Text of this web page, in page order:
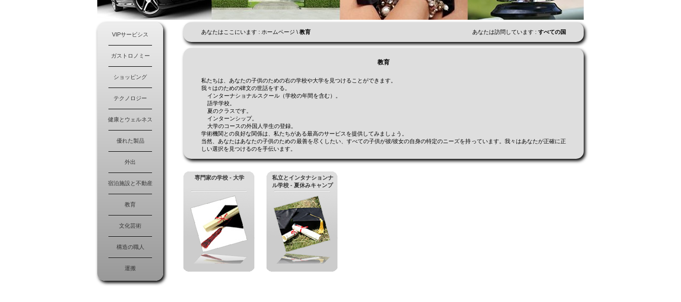
VIPサービシス
ガストロノミー
ショッピング
テクノロジー
健康とウェルネス
優れた製品
外出
宿泊施設と不動産
教育
文化芸術
構造の職人
運搬
あなたは訪問しています : すべての国
あなたはここにいます : ホームページ \ 教育
教育
私たちは、あなたの子供のための右の学校や大学を見つけることができます。
我々はのための碑文の世話をする。
インターナショナルスクール（学校の年間を含む）。
語学学校。
夏のクラスです。
インターンシップ。
大学のコースの外国人学生の登録。
学術機関との良好な関係は、私たちがある最高のサービスを提供してみましょう。
当然、あなたはあなたの子供のための最善を尽くしたい、すべての子供が彼/彼女の自身の特定のニーズを持っています。我々はあなたが正確に正
しい選択を見つけるのを手伝います。
専門家の学校 - 大学
私立とインタナションナ
ル学校 - 夏休みキャンプ